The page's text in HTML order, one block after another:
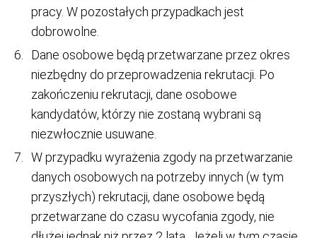
pracy. W pozostałych przypadkach jest
dobrowolne.
Dane osobowe będą przetwarzane przez okres
niezbędny do przeprowadzenia rekrutacji. Po
zakończeniu rekrutacji, dane osobowe
kandydatów, którzy nie zostaną wybrani są
niezwłocznie usuwane.
W przypadku wyrażenia zgody na przetwarzanie
danych osobowych na potrzeby innych (w tym
przyszłych) rekrutacji, dane osobowe będą
przetwarzane do czasu wycofania zgody, nie